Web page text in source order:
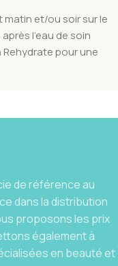
et/ou soir sur le
l’eau de soin
pour une
de référence au
dans la distribution
proposons les prix
également à
en beauté et